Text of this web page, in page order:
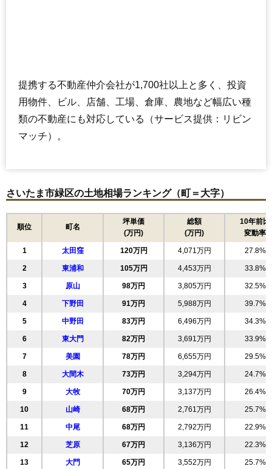
提携する不動産仲介会社が1,700社以上と多く、投資
用物件、ビル、店舗、工場、倉庫、農地など幅広い種
類の不動産にも対応している（サービス提供：リビン
マッチ）。
さいたま市緑区の土地相場ランキング（町＝大字）
順位 町名
坪単価
(万円)
総額
(万円)
10年前比
変動率
1 太田窪 120万円 4,071万円 27.8%
2 東浦和 105万円 4,453万円 33.8%
3 原山 98万円 3,805万円 32.5%
4 下野田 91万円 5,988万円 39.7%
5 中野田 83万円 6,496万円 34.3%
6 東大門 82万円 3,691万円 33.9%
7 美園 78万円 6,655万円 29.5%
8 大間木 73万円 3,294万円 24.7%
9 大牧 70万円 3,137万円 26.4%
10 山崎 68万円 2,761万円 25.7%
11 中尾 68万円 2,792万円 22.9%
12 芝原 67万円 3,136万円 22.3%
13 大門 65万円 3,552万円 25.7%